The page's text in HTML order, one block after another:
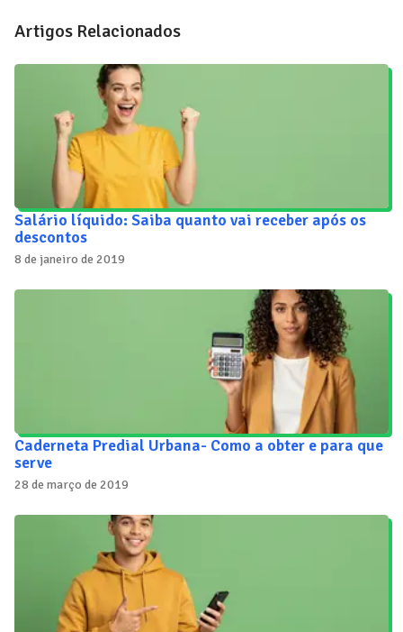
Artigos Relacionados
Salário líquido: Saiba quanto vai receber após os
descontos
8 de janeiro de 2019
Caderneta Predial Urbana- Como a obter e para que
serve
28 de março de 2019